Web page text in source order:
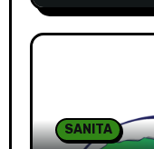
SANITA